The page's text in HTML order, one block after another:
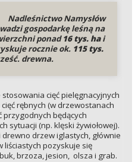
Nadleśnictwo Namysłów
gospodarkę leśną na
ponad16 tys. hai
rocznie ok. 115 tys.
drewna.
cięć pielęgnacyjnych
rębnych (w drzewostanach
przygodnych będących
sytuacji (np. klęski żywiołowej).
drzew iglastych, głównie
liściastych pozyskuje się
brzoza, jesion, olsza i grab.